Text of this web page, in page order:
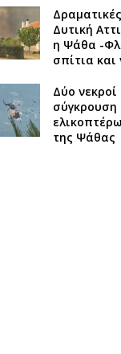
Δυτική
η Ψάθα -
σπίτια και
Δύο
της Ψάθας